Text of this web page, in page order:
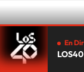
En
LOS40